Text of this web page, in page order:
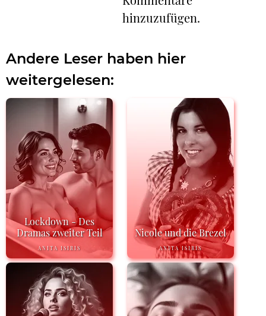
hinzuzufügen.
Andere Leser haben hier
weitergelesen:
Lockdown - Des
Dramas zweiter Teil
ANITA ISIRIS
Nicole und die Brezel
ANITA ISIRIS